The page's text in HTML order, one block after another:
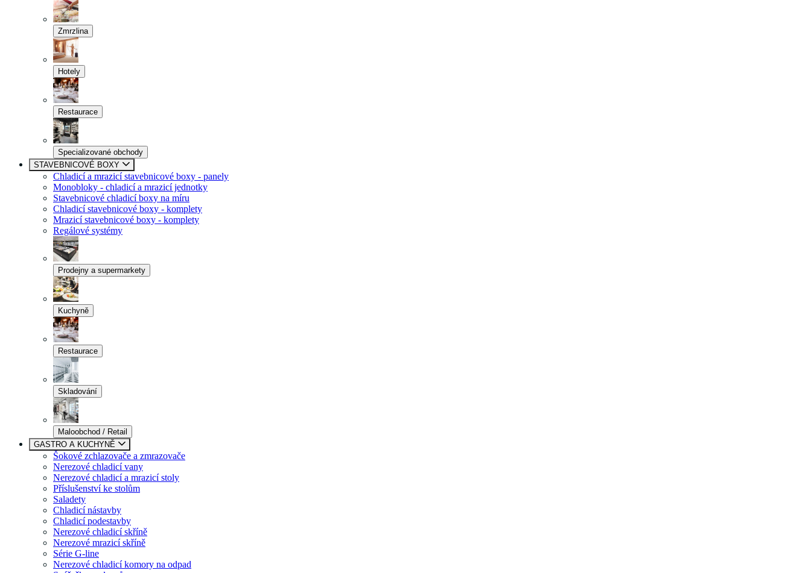
Zmrzlina
Hotely
Restaurace
Specializované obchody
STAVEBNICOVÉ BOXY
Chladicí a mrazicí stavebnicové boxy - panely
Monobloky - chladicí a mrazicí jednotky
Stavebnicové chladicí boxy na míru
Chladicí stavebnicové boxy - komplety
Mrazicí stavebnicové boxy - komplety
Regálové systémy
Prodejny a supermarkety
Kuchyně
Restaurace
Skladování
Maloobchod / Retail
GASTRO A KUCHYNĚ
Šokové zchlazovače a zmrazovače
Nerezové chladicí vany
Nerezové chladicí a mrazicí stoly
Příslušenství ke stolům
Saladety
Chladicí nástavby
Chladicí podestavby
Nerezové chladicí skříně
Nerezové mrazicí skříně
Série G-line
Nerezové chladicí komory na odpad